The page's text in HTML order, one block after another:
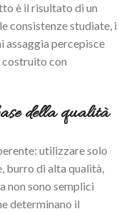
è il risultato di un
consistenze studiate, i
assaggia percepisce
costruito con
della qualità
utilizzare solo
burro di alta qualità,
non sono semplici
determinano il